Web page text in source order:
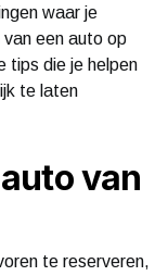
waar je
van een auto op
tips die je helpen
te laten
van
te reserveren,